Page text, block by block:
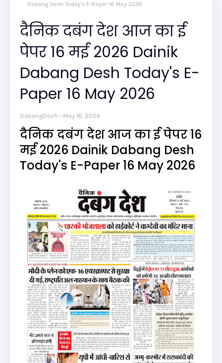
Dabang Desh Today's E-Paper 16 May 2026
दैनिक दबंग देश आज का ई
पेपर 16 मई 2026 Dainik
Dabang Desh Today's E-
Paper 16 May 2026
DabangDesh May 16, 2026
दैनिक दबंग देश आज का ई पेपर 16
मई 2026 Dainik Dabang Desh
Today's E-Paper 16 May 2026